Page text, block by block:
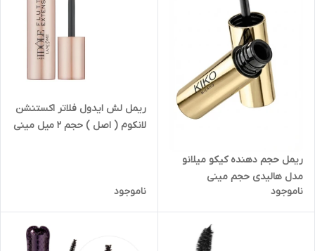
ریمل حجم دهنده کیکو میلانو
مدل هالیدی حجم مینی
ناموجود
ریمل لش ایدول فلاتر اکستنشن
لانکوم ( اصل ) حجم ۲ میل مینی
ناموجود